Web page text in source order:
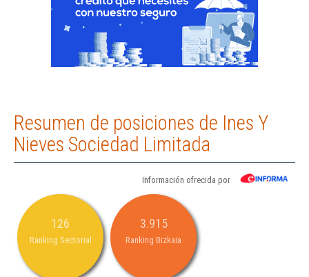
Resumen de posiciones de Ines Y
Nieves Sociedad Limitada
Información ofrecida por
126
Ranking Sectorial
3.915
Ranking Bizkaia